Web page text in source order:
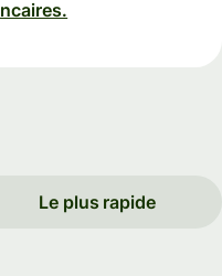
Le plus rapide